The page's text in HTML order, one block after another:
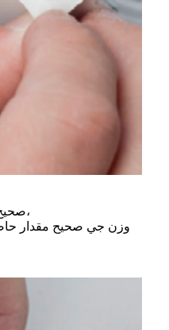
2. صحيح چپکندڙ وزن جا حصا چونڊيو،
وزن جي صحيح مقدار